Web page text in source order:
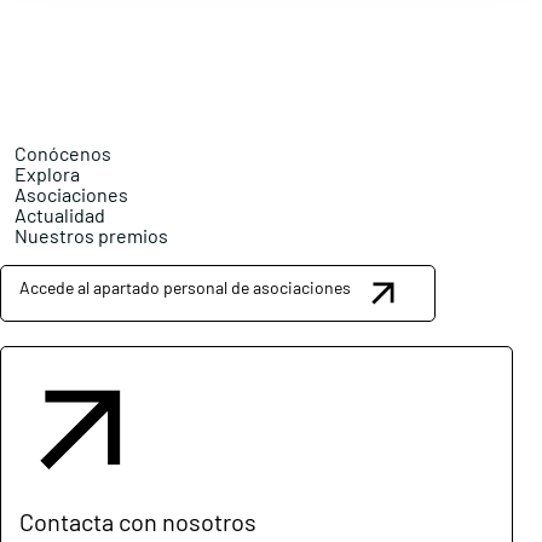
Conócenos
Explora
Asociaciones
Actualidad
Nuestros premios
Accede al apartado personal de asociaciones
Contacta con nosotros